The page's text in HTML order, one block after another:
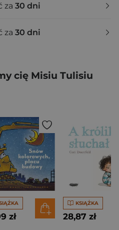
za 30 dni
za 30 dni
cię Misiu Tulisiu
zł
KSIĄŻKA
28,87 zł